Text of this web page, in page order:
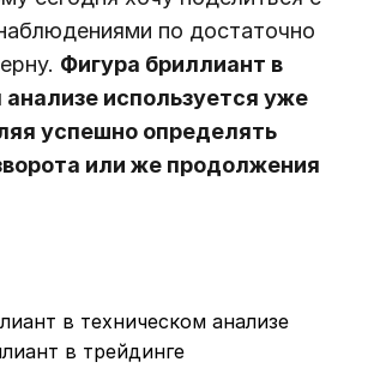
по достаточно
Фигура бриллиант в
используется уже
успешно определять
или же продолжения
в техническом анализе
в трейдинге